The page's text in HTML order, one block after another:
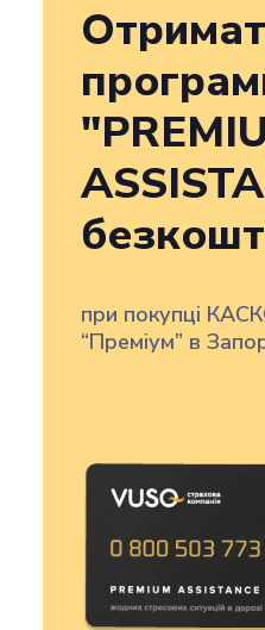
при покупці
“Преміум” в